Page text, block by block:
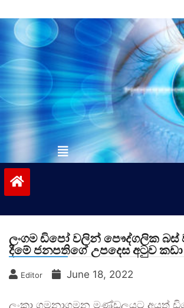
to
contentvinivida.lk
ලංගම ඩිපෝ වලින් පෞද්ගලික බස්
දීමේ ජනපතිගේ උපදෙස අටුව කඩා
Editor June 18, 2022
ලංකා ගමනාගමන මණ්ඩලයට අයත්